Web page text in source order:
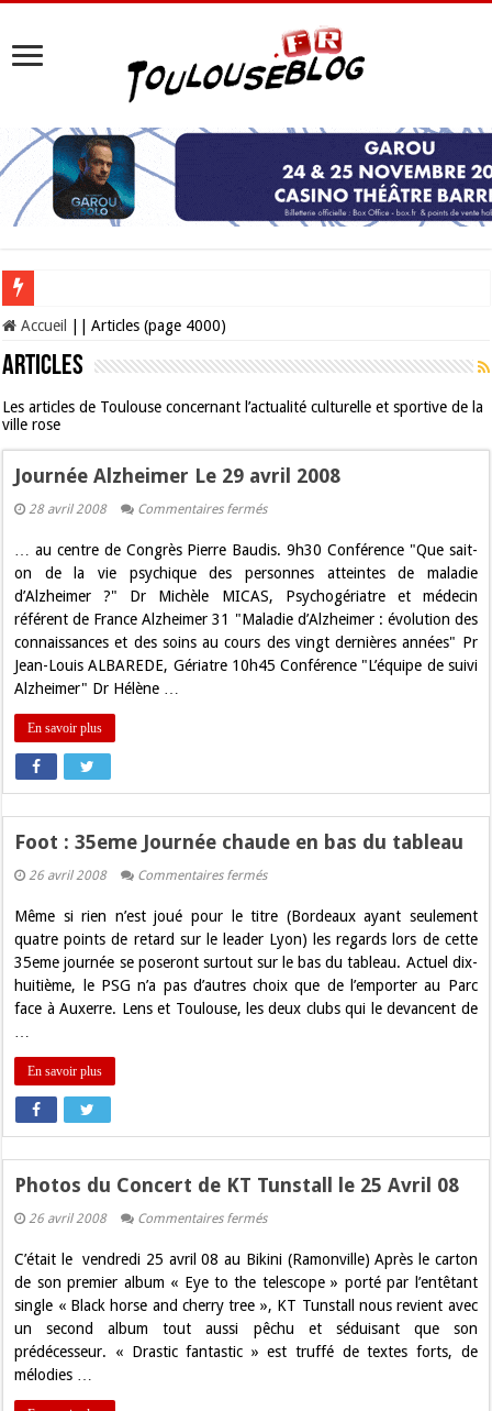
Les Nocturnes de la Cité de l’espace 2026 : l’événement incontournable de
Accueil Articles (page 4000)
Articles
Les articles de Toulouse concernant l’actualité culturelle et sportive de la
ville rose
Journée Alzheimer Le 29 avril 2008
28 avril 2008 Commentaires ferméssur
Le
29
2008
… au centre de Congrès Pierre Baudis. 9h30 Conférence "Que sait-
on de la vie psychique des personnes atteintes de maladie
d’Alzheimer ?" Dr Michèle MICAS, Psychogériatre et médecin
référent de France Alzheimer 31 "Maladie d’Alzheimer : évolution des
connaissances et des soins au cours des vingt dernières années" Pr
Jean-Louis ALBAREDE, Gériatre 10h45 Conférence "L’équipe de suivi
Alzheimer" Dr Hélène …
En savoir plus
Foot : 35eme Journée chaude en bas du tableau
26 avril 2008 Commentaires ferméssur
35eme
Journée
chaude
en
bas
tableau
Même si rien n’est joué pour le titre (Bordeaux ayant seulement
quatre points de retard sur le leader Lyon) les regards lors de cette
35eme journée se poseront surtout sur le bas du tableau. Actuel dix-
huitième, le PSG n’a pas d’autres choix que de l’emporter au Parc
face à Auxerre. Lens et Toulouse, les deux clubs qui le devancent de
En savoir plus
Photos du Concert de KT Tunstall le 25 Avril 08
26 avril 2008 Commentaires ferméssur
Concert
de
Tunstall
le
Avril
C’était le vendredi 25 avril 08 au Bikini (Ramonville) Après le carton
de son premier album « Eye to the telescope » porté par l’entêtant
single « Black horse and cherry tree », KT Tunstall nous revient avec
un second album tout aussi pêchu et séduisant que son
prédécesseur. « Drastic fantastic » est truffé de textes forts, de
mélodies …